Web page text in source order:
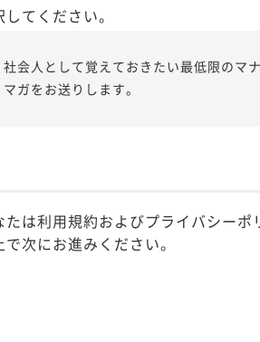
てください。
社会人として覚えておきたい最低限のマ
マガをお送りします。
は利用規約およびプライバシーポ
次にお進みください。